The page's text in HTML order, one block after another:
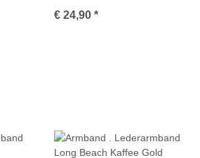
Rosegold plated poliert .
M01703
€ 24,90 *